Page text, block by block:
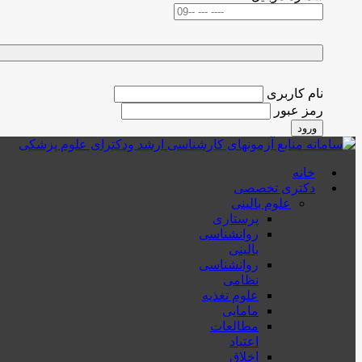
نام کاربری
رمز عبور
ورود
خانه
دکتری تخصصی
علوم بالینی
پرستاری
روانشناسی
بالینی
روانشناسی
نظامی
علوم تغذیه
مامایی
مطالعات
اعتیاد
اخلاق